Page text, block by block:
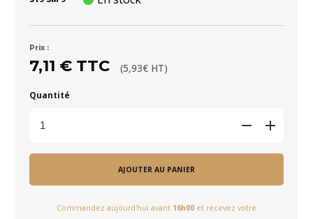
Prix :
7,11 € TTC (5,93€ HT)
Quantité
AJOUTER AU PANIER
Commandez aujourd'hui avant 16h00 et recevez votre